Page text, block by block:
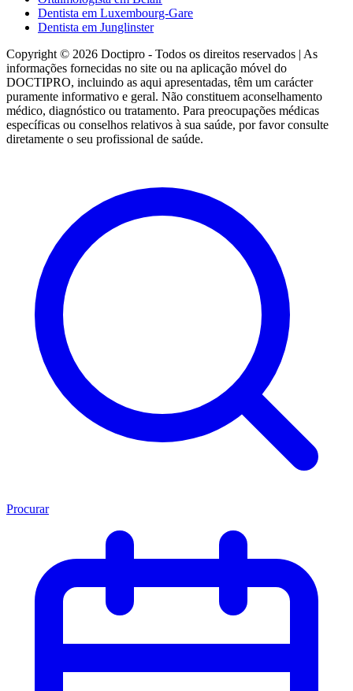
Dentista em Luxembourg-Gare
Dentista em Junglinster
Copyright © 2026 Doctipro - Todos os direitos reservados | As
informações fornecidas no site ou na aplicação móvel do
DOCTIPRO, incluindo as aqui apresentadas, têm um carácter
puramente informativo e geral. Não constituem aconselhamento
médico, diagnóstico ou tratamento. Para preocupações médicas
específicas ou conselhos relativos à sua saúde, por favor consulte
diretamente o seu profissional de saúde.
Procurar